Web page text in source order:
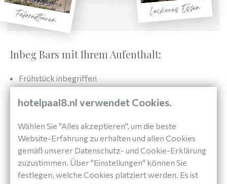
Fahrradtouren Leckeres Essen
Inbeg Bars mit Ihrem Aufenthalt:
Frühstück inbegriffen
Kostenloses WiFi
Balkon oder Terrasse mit Blick auf die Dünen oder
Hallenbad
Sauna
Kostenloser Parkplatz
Direkt am Strand
hotelpaal8.nl verwendet Cookies.
Wählen Sie "Alles akzeptieren", um die beste
Website-Erfahrung zu erhalten und allen Cookies
gemäß unserer Datenschutz- und Cookie-Erklärung
zuzustimmen. Über "Einstellungen" können Sie
festlegen, welche Cookies platziert werden. Es ist